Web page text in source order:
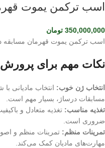
اسب ترکمن یموت
350,000,000 تومان
اسب ترکمن یموت قهرمان مسابقه
نکات مهم برای
انتخاب ژن خوب: انتخاب مادیانی
مسابقات درساژ، بسیار مهم است.
تغذیه مناسب: تغذیه متعادل و
ضروری است.
تمرینات منظم: تمرینات منظم و
مهارت‌های مادیان کمک می‌کند.